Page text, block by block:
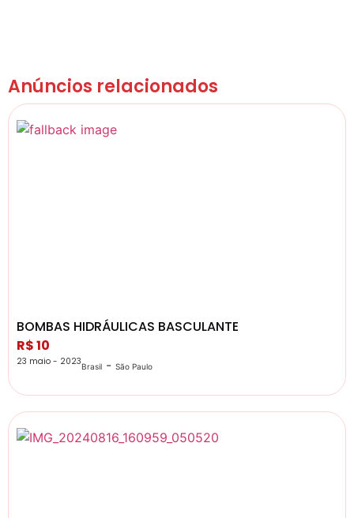
Anúncios relacionados
BOMBAS HIDRÁULICAS BASCULANTE
R$ 10
23 maio - 2023Brasil - São Paulo